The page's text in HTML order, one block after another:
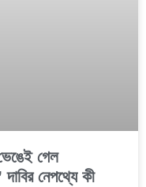
গেল
নেপথ্যে কী